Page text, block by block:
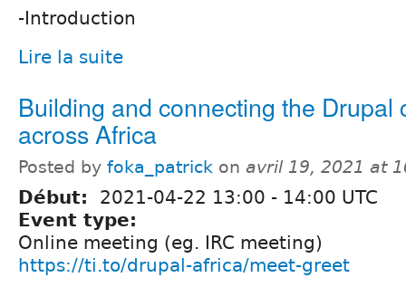
-Introduction
Lire la suite
Building and connecting the Drupal
across Africa
Posted by foka_patrick on avril 19, 2021 at
Début: 2021-04-22 13:00 - 14:00 UTC
Event type:
Online meeting (eg. IRC meeting)
https://ti.to/drupal-africa/meet-greet